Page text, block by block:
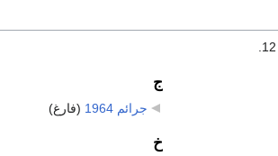
ج
جرائم 1964 (فارغ)
خ